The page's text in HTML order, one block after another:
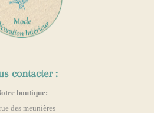
contacter :
boutique:
des meunières